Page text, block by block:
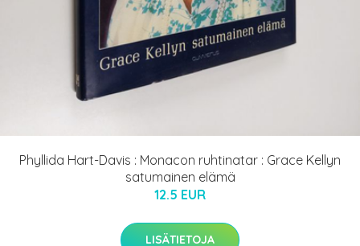
Phyllida Hart-Davis : Monacon ruhtinatar : Grace Kellyn
satumainen elämä
12.5 EUR
LISÄTIETOJA